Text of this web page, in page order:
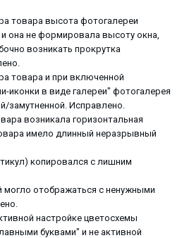
товара высота фотогалереи
она не формировала высоту окна,
возникать прокрутка
товара и при включенной
иконки в виде галереи" фотогалерея
замутненной. Исправлено.
возникала горизонтальная
имело длинный неразрывный
копировался с лишним
могло отображаться с ненужными
настройке цветосхемы
буквами" и не активной